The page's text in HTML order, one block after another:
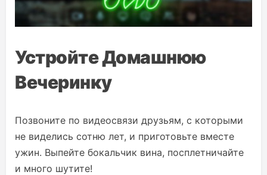
Устройте Домашнюю
Вечеринку
Позвоните по видеосвязи друзьям, с которыми
не виделись сотню лет, и приготовьте вместе
ужин. Выпейте бокальчик вина, посплетничайте
и много шутите!